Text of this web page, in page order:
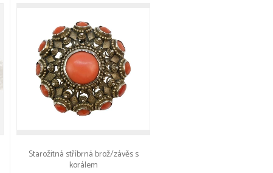
Starožitná stříbrná brož/závěs s
korálem